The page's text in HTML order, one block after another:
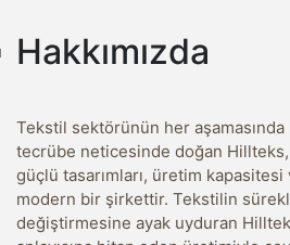
Hakkımızda
Tekstil sektörünün her
tecrübe neticesinde doğan Hillteks,
güçlü tasarımları, üretim
modern bir şirkettir. Tekstilin
değiştirmesine ayak uyduran